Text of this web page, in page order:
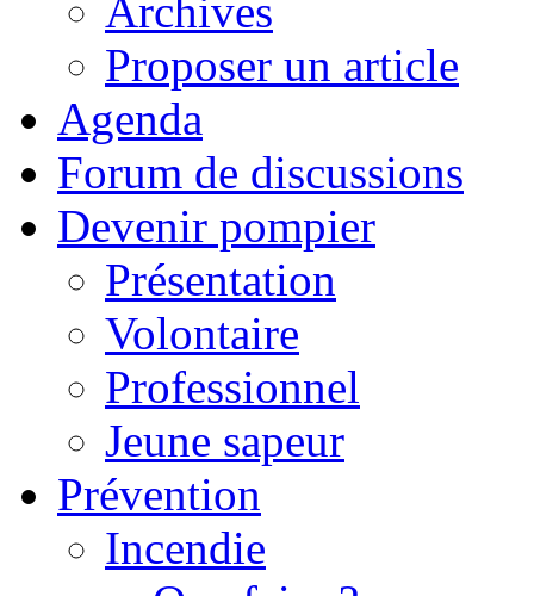
Archives
Proposer un article
Agenda
Forum de discussions
Devenir pompier
Présentation
Volontaire
Professionnel
Jeune sapeur
Prévention
Incendie